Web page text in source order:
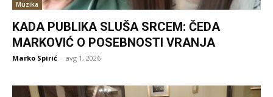
Muzika
KADA PUBLIKA SLUŠA SRCEM: ČEDA
MARKOVIĆ O POSEBNOSTI VRANJA
Marko Spirić - avg 1, 2026